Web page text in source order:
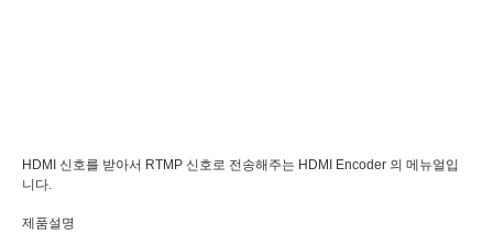
HDMI 신호를 받아서 RTMP 신호로 전송해주는 HDMI Encoder 의 메뉴얼입
니다.
제품설명